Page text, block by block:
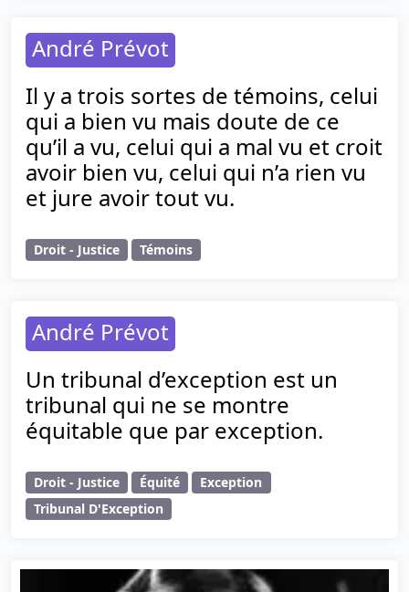
André Prévot
Il y a trois sortes de témoins, celui
qui a bien vu mais doute de ce
qu’il a vu, celui qui a mal vu et croit
avoir bien vu, celui qui n’a rien vu
et jure avoir tout vu.
Droit - Justice Témoins
André Prévot
Un tribunal d’exception est un
tribunal qui ne se montre
équitable que par exception.
Droit - Justice Équité
Exception
Tribunal D'Exception